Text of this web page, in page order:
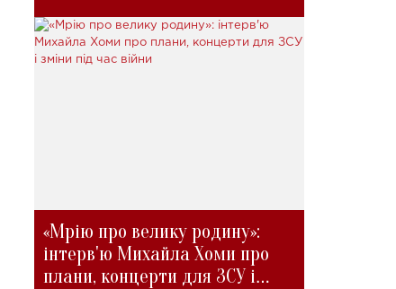
«Мрію про велику родину»:
інтерв'ю Михайла Хоми про
плани, концерти для ЗСУ і